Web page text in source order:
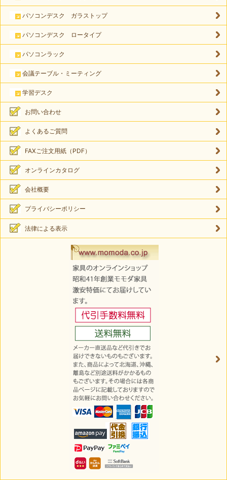
パソコンデスク ガラストップ
パソコンデスク ロータイプ
パソコンラック
会議テーブル・ミーティング
学習デスク
お問い合わせ
よくあるご質問
FAXご注文用紙（PDF）
オンラインカタログ
会社概要
プライバシーポリシー
法律による表示